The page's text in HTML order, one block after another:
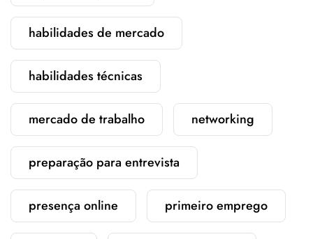
habilidades de mercado
habilidades técnicas
mercado de trabalho networking
preparação para entrevista
presença online primeiro emprego